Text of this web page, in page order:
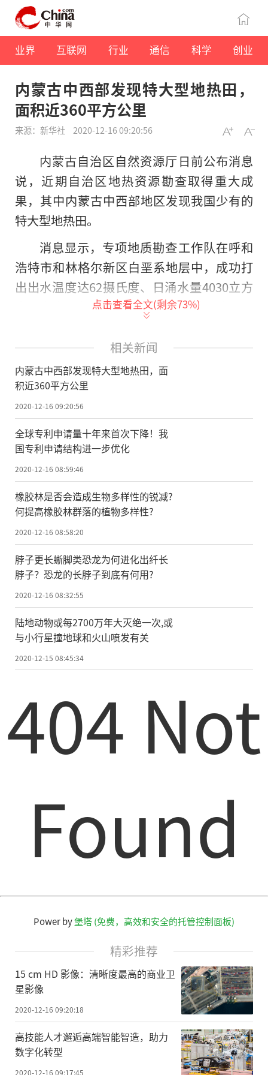
业界 互联网 行业 通信 科学 创业
内蒙古中西部发现特大型地热田，
面积近360平方公里
来源：新华社 2020-12-16 09:20:56
内蒙古自治区自然资源厅日前公布消息
说，近期自治区地热资源勘查取得重大成
果，其中内蒙古中西部地区发现我国少有的
特大型地热田。
消息显示，专项地质勘查工作队在呼和
浩特市和林格尔新区白垩系地层中，成功打
出出水温度达62摄氏度、日涌水量4030立方
米、水头高度110米的地热井，单井可稳定供
同时，在呼包(呼和浩特-包头)平原、西
辽河平原、临河盆地、鄂尔多斯盆地、二连
浩特等地成功打出73眼地热井，发现了丰富
的地热资源。其中，在呼和浩特市土默特左
旗打出水头高出地面40.02米、日自流稳定出
水量3954立方米、出水温度66摄氏度的优质
地热井。
此外，在西辽河平原打出1眼降深72.50
米时、涌水量为每天2148.336立方米、出水
温度45摄氏度的地热井，实现了西辽河平原
地热勘查的重大突破。
地热勘查成果表明，内蒙古中西部的呼
包平原、临河盆地、鄂尔多斯盆地等大型断
坳陷盆地是我国少有的特大型地热田，地热
资源潜力巨大，对当地清洁能源的开发利用
责任编辑：kj005
36@qq.com
点击查看全文(剩余73%)
相关新闻
内蒙古中西部发现特大型地热田，面
积近360平方公里
2020-12-16 09:20:56
全球专利申请量十年来首次下降！我
国专利申请结构进一步优化
2020-12-16 08:59:46
橡胶林是否会造成生物多样性的锐减?
何提高橡胶林群落的植物多样性?
2020-12-16 08:58:20
脖子更长蜥脚类恐龙为何进化出纤长
脖子？恐龙的长脖子到底有何用?
2020-12-16 08:32:55
陆地动物或每2700万年大灭绝一次,或
与小行星撞地球和火山喷发有关
2020-12-15 08:45:34
404 Not
Found
Power by堡塔 (免费，高效和安全的托管控制面板)
精彩推荐
15 cm HD 影像：清晰度最高的商业卫
星影像
2020-12-16 09:20:18
高技能人才邂逅高端智能智造，助力
数字化转型
2020-12-16 09:17:45